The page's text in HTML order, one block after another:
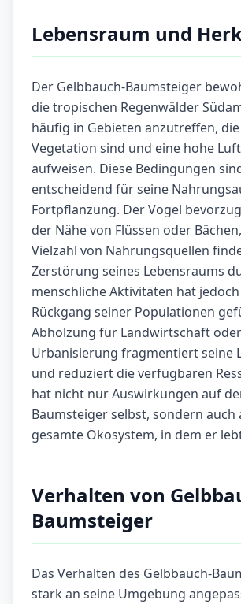
Lebensraum und
Der Gelbbauch-Baumsteiger
die tropischen Regenwälder
häufig in Gebieten anzutreffen,
Vegetation sind und eine hohe
aufweisen. Diese Bedingungen
entscheidend für seine
Fortpflanzung. Der Vogel
der Nähe von Flüssen oder
Vielzahl von Nahrungsquellen
Zerstörung seines Lebensraums
menschliche Aktivitäten hat
Rückgang seiner Populationen
Abholzung für Landwirtschaft oder
Urbanisierung fragmentiert seine
und reduziert die verfügbaren
hat nicht nur Auswirkungen auf
Baumsteiger selbst, sondern auch
gesamte Ökosystem, in dem er
Verhalten von
Baumsteiger
Das Verhalten des Gelbbauch-
stark an seine Umgebung